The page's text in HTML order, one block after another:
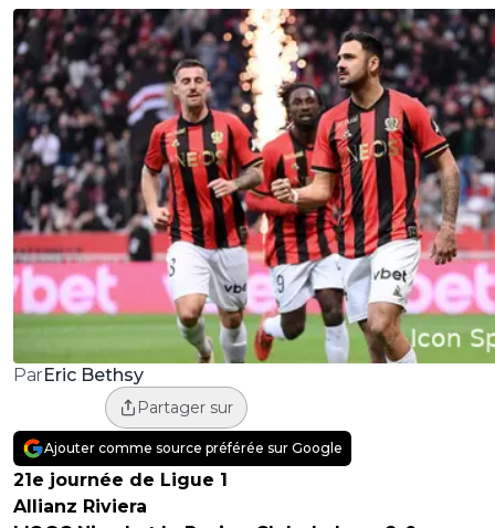
ParEric Bethsy
Partager sur
Ajouter comme source préférée sur Google
21e journée de Ligue 1
Allianz Riviera